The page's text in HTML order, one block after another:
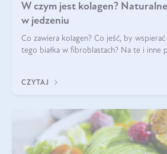
W czym jest kolagen?
w jedzeniu
Co zawiera kolagen? Co jeść, by
tego białka w fibroblastach? Na te i inne
CZYTAJ